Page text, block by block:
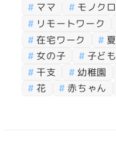
ママ
モノクロ
リモートワーク
在宅ワーク
夏
女の子
子ども
干支
幼稚園
花
赤ちゃん